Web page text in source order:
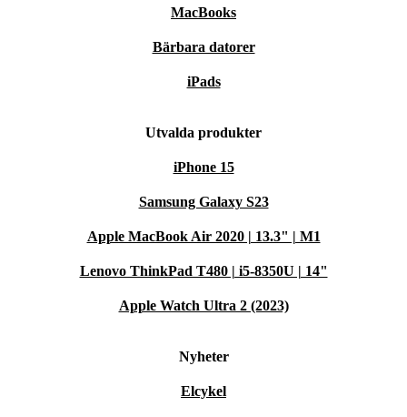
MacBooks
Bärbara datorer
iPads
Utvalda produkter
iPhone 15
Samsung Galaxy S23
Apple MacBook Air 2020 | 13.3" | M1
Lenovo ThinkPad T480 | i5-8350U | 14"
Apple Watch Ultra 2 (2023)
Nyheter
Elcykel